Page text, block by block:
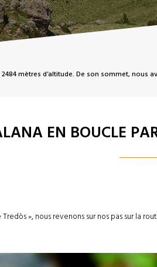
mètres d’altitude. De son sommet,
EN BOUCLE
Tredòs », nous revenons sur nos pas sur la